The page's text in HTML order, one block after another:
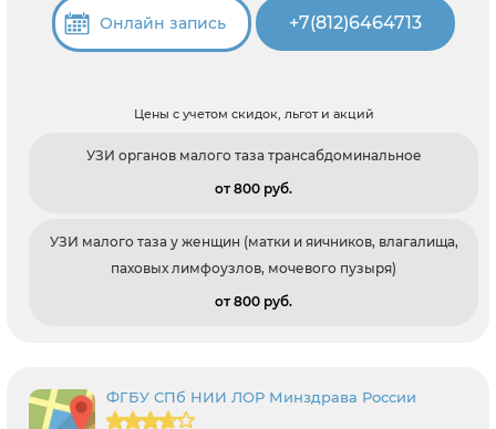
Онлайн запись +7(812)6464713
Цены с учетом скидок, льгот и акций
УЗИ органов малого таза трансабдоминальное
от 800 pуб.
УЗИ малого таза у женщин (матки и яичников, влагалища,
паховых лимфоузлов, мочевого пузыря)
от 800 pуб.
ФГБУ СПб НИИ ЛОР Минздрава России